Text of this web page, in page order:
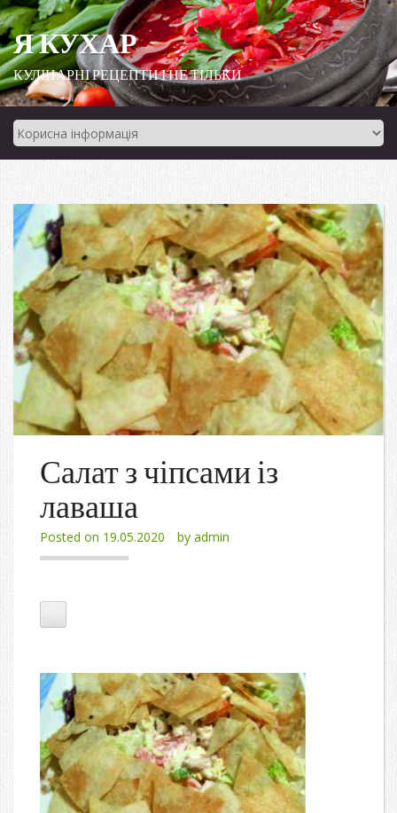
Я КУХАР
КУЛІНАРНІ РЕЦЕПТИ І НЕ ТІЛЬКИ
Салат з чіпсами із
лаваша
Posted on 19.05.2020 by admin